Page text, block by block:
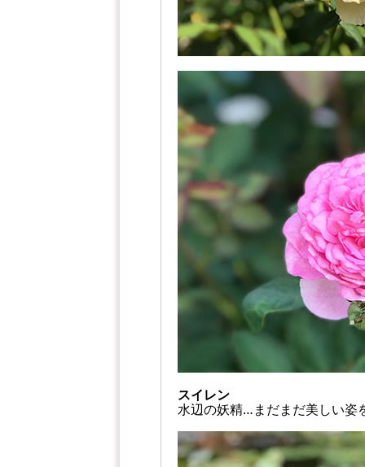
スイレン
水辺の妖精…まだまだ美しい姿